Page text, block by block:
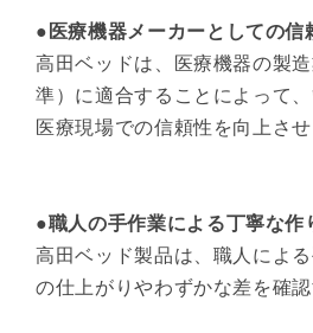
●医療機器メーカーとしての信
高田ベッドは、医療機器の製
準）に適合することによって
医療現場での信頼性を向上させ
●職人の手作業による丁寧な作
高田ベッド製品は、職人によ
の仕上がりやわずかな差を確